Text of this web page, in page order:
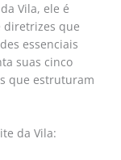
Vila, ele é
diretrizes que
essenciais
suas cinco
que estruturam
da Vila: